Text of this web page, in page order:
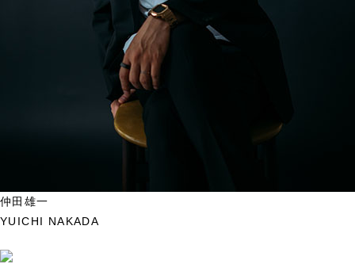
仲田雄一
YUICHI NAKADA